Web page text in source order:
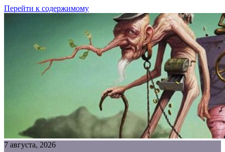
Перейти к содержимому
7 августа, 2026